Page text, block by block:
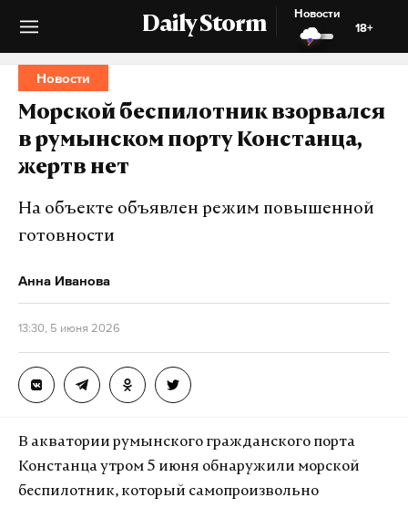
Daily Storm
Новости
18+
Новости
Морской беспилотник взорвался
в румынском порту Констанца,
жертв нет
На объекте объявлен режим повышенной
готовности
Анна Иванова
13:30, 5 июня 2026
В акватории румынского гражданского порта
Констанца утром 5 июня обнаружили морской
беспилотник, который самопроизвольно